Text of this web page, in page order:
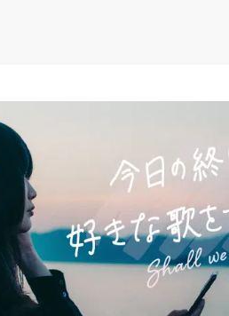
うございます😊
来ませんが、リクエストいただき出
楽しみいただけると思います🤩
す。#テトラポット登って を付けて気
sounds/069eef99
ス千尋#イヤホン推奨#コラボ歓迎 #
です😉